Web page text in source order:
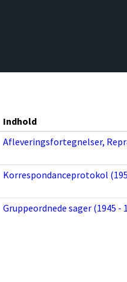
Indhold
Afleveringsfortegnelser,
Korrespondanceprotokol
Gruppeordnede sager (1945 -